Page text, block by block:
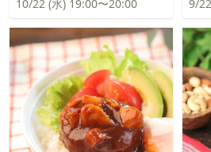
10/22 (水) 19:00〜20:00 9/